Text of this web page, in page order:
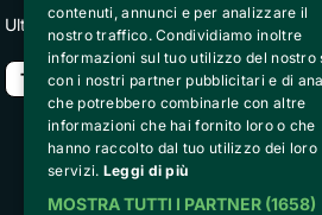
Ultima modifica 7 febbraio 2022
Torna indietro
Peakstart Solutions Srl
Strada de Sen Jan 21, San
contenuti, annunci e per analizzare il
nostro traffico. Condividiamo inoltre
informazioni sul tuo utilizzo del nostro
con i nostri partner pubblicitari e di
che potrebbero combinarle con altre
informazioni che hai fornito loro o che
hanno raccolto dal tuo utilizzo dei loro
servizi. Leggi di più
MOSTRA TUTTI I PARTNER (1658)